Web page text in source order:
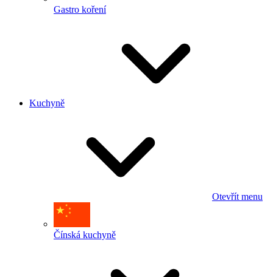
Gastro koření
Kuchyně
Otevřít menu
Čínská kuchyně